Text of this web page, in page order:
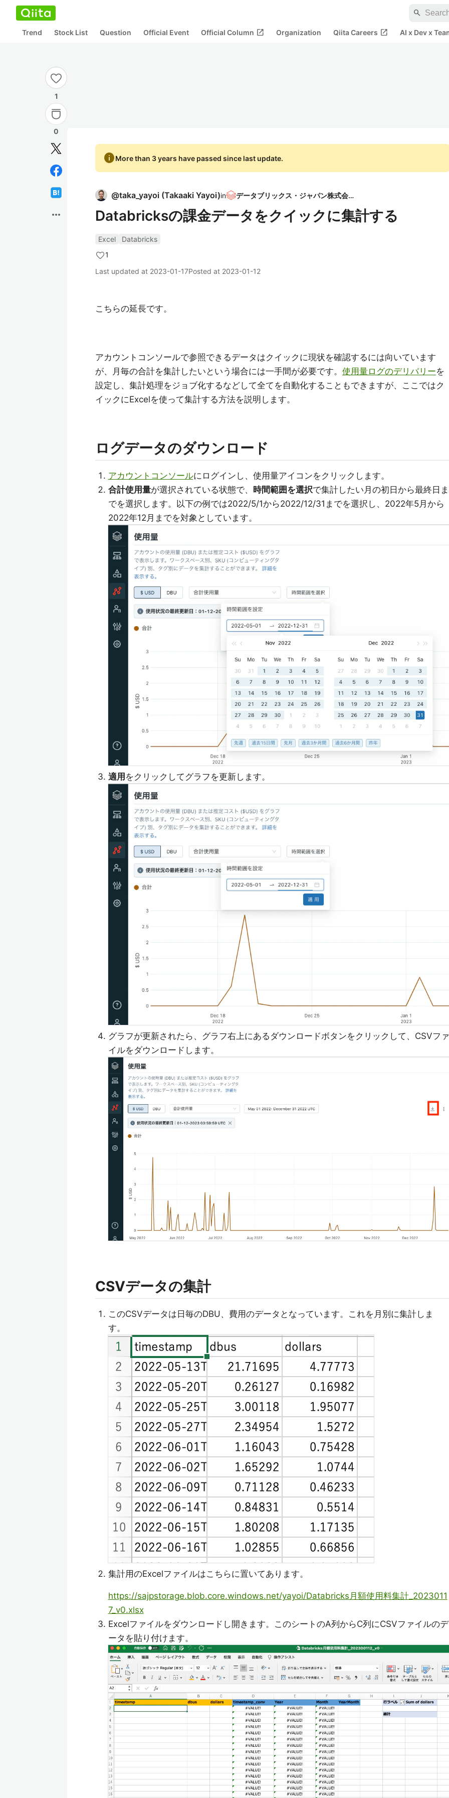
search
Trend Stock List Question Official Event Official Column open_in_new Organization Qiita Careers open_in_new AI x Dev x
1
0
more_horiz
infoMore than 3 years have passed since last update.
@taka_yayoi (Takaaki Yayoi)in データブリックス・ジャパン株式会社
Databricksの課金データをクイックに集計する
Excel
Databricks
1
Last updated at 2023-01-17Posted at 2023-01-12
こちらの延長です。
アカウントコンソールで参照できるデータはクイックに現状を確認するには向いています
が、月毎の合計を集計したいという場合には一手間が必要です。 使用量ログのデリバリーを
設定し、集計処理をジョブ化するなどして全てを自動化することもできますが、ここではク
イックにExcelを使って集計する方法を説明します。
ログデータのダウンロード
アカウントコンソールにログインし、使用量アイコンをクリックします。
合計使用量が選択されている状態で、 時間範囲を選択で集計したい月の初日から最終日ま
でを選択します。以下の例では2022/5/1から2022/12/31までを選択し、2022年5月から
2022年12月までを対象としています。
適用 をクリックしてグラフを更新します。
グラフが更新されたら、グラフ右上にあるダウンロードボタンをクリックして、CSVファ
イルをダウンロードします。
CSVデータの集計
このCSVデータは日毎のDBU、費用のデータとなっています。これを月別に集計しま
す。
集計用のExcelファイルはこちらに置いてあります。
https://sajpstorage.blob.core.windows.net/yayoi/Databricks月額使用料集計_2023011
7_v0.xlsx
Excelファイルをダウンロードし開きます。このシートのA列からC列にCSVファイルのデ
ータを貼り付けます。